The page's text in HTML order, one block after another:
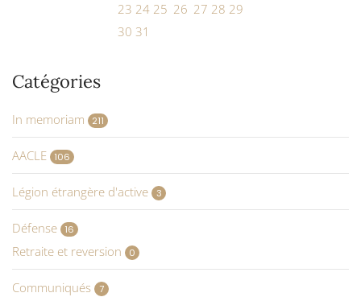
23 24 25 26 27 28 29
30 31
Catégories
In memoriam 211
AACLE 106
Légion étrangère d'active 3
Défense 16
Retraite et reversion 0
Communiqués 7